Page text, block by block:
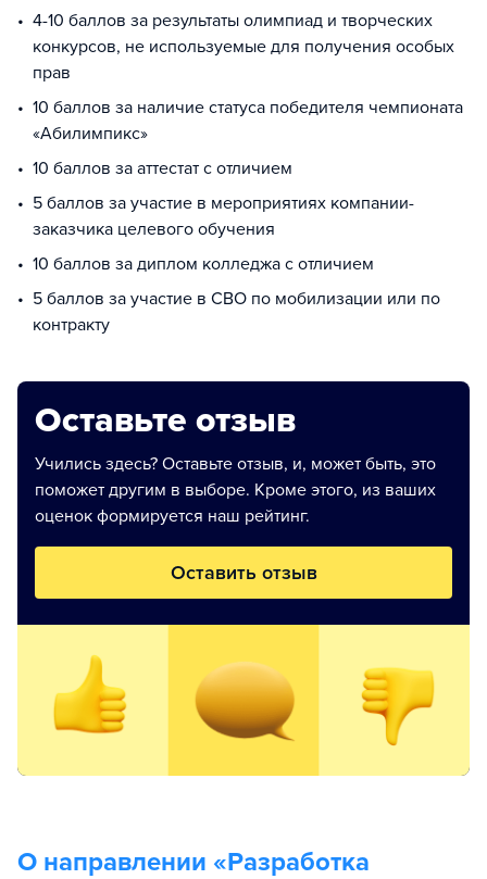
4-10 баллов за результаты олимпиад и творческих
конкурсов, не используемые для получения особых
прав
10 баллов за наличие статуса победителя чемпионата
«Абилимпикс»
10 баллов за аттестат с отличием
5 баллов за участие в мероприятиях компании-
заказчика целевого обучения
10 баллов за диплом колледжа с отличием
5 баллов за участие в СВО по мобилизации или по
контракту
Оставьте отзыв
Учились здесь? Оставьте отзыв, и, может быть, это
поможет другим в выборе. Кроме этого, из ваших
оценок формируется наш рейтинг.
Оставить отзыв
О направлении «Разработка